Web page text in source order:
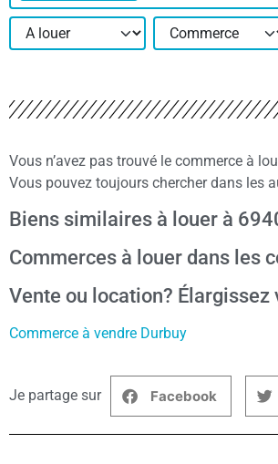
Vous n’avez pas trouvé le commerce à
Vous pouvez toujours chercher dans les
Biens similaires à louer à
Commerces à louer dans les
Vente ou location?
Commerce à vendre Durbuy
Je partage sur Facebook